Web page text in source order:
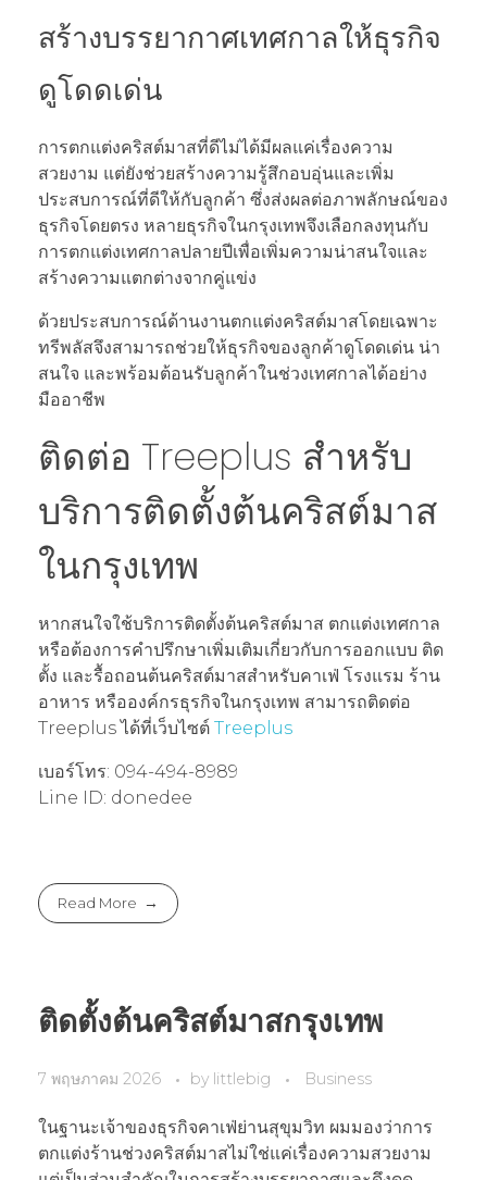
สร้างบรรยากาศเทศกาลให้ธุรกิจ
ดูโดดเด่น
การตกแต่งคริสต์มาสที่ดีไม่ได้มีผลแค่เรื่องความ
สวยงาม แต่ยังช่วยสร้างความรู้สึกอบอุ่นและเพิ่ม
ประสบการณ์ที่ดีให้กับลูกค้า ซึ่งส่งผลต่อภาพลักษณ์ของ
ธุรกิจโดยตรง หลายธุรกิจในกรุงเทพจึงเลือกลงทุนกับ
การตกแต่งเทศกาลปลายปีเพื่อเพิ่มความน่าสนใจและ
สร้างความแตกต่างจากคู่แข่ง
ด้วยประสบการณ์ด้านงานตกแต่งคริสต์มาสโดยเฉพาะ
ทรีพลัสจึงสามารถช่วยให้ธุรกิจของลูกค้าดูโดดเด่น น่า
สนใจ และพร้อมต้อนรับลูกค้าในช่วงเทศกาลได้อย่าง
มืออาชีพ
ติดต่อ Treeplus สำหรับ
บริการติดตั้งต้นคริสต์มาส
ในกรุงเทพ
หากสนใจใช้บริการติดตั้งต้นคริสต์มาส ตกแต่งเทศกาล
หรือต้องการคำปรึกษาเพิ่มเติมเกี่ยวกับการออกแบบ ติด
ตั้ง และรื้อถอนต้นคริสต์มาสสำหรับคาเฟ่ โรงแรม ร้าน
อาหาร หรือองค์กรธุรกิจในกรุงเทพ สามารถติดต่อ
Treeplus ได้ที่เว็บไซต์ Treeplus
เบอร์โทร: 094-494-8989
Line ID: donedee
Read More
ติดตั้งต้นคริสต์มาสกรุงเทพ
7 พฤษภาคม 2026 by littlebig Business
ในฐานะเจ้าของธุรกิจคาเฟ่ย่านสุขุมวิท ผมมองว่าการ
ตกแต่งร้านช่วงคริสต์มาสไม่ใช่แค่เรื่องความสวยงาม